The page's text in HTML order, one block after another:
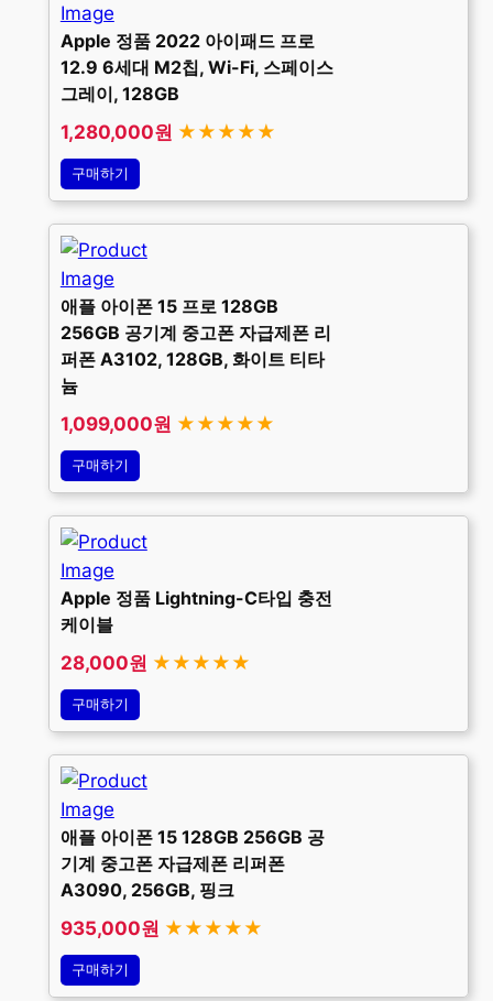
Apple 정품 2022 아이패드 프로
12.9 6세대 M2칩, Wi-Fi, 스페이스
그레이, 128GB
1,280,000원 ★★★★★
구매하기
애플 아이폰 15 프로 128GB
256GB 공기계 중고폰 자급제폰 리
퍼폰 A3102, 128GB, 화이트 티타
늄
1,099,000원 ★★★★★
구매하기
Apple 정품 Lightning-C타입 충전
케이블
28,000원 ★★★★★
구매하기
애플 아이폰 15 128GB 256GB 공
기계 중고폰 자급제폰 리퍼폰
A3090, 256GB, 핑크
935,000원 ★★★★★
구매하기